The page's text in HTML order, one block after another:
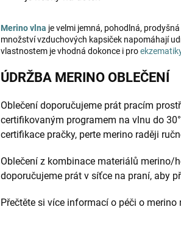
Merino vlna je velmi jemná, pohodlná,
množství vzduchových kapsiček napomáhají
vlastnostem je vhodná dokonce i pro
ÚDRŽBA MERINO OBLEČENÍ
Oblečení doporučujeme prát pracím
certifikovaným programem na vlnu do
certifikace pračky, perte merino raději
Oblečení z kombinace materiálů merino/
doporučujeme prát v síťce na praní, aby
Přečtěte si více informací o péči o merino